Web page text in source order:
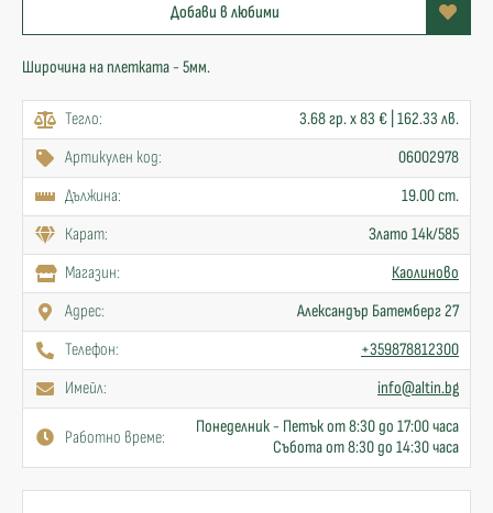
Добави в любими
Широчина на плетката - 5мм.
Тегло:
3.68 гр. x 83 € | 162.33 лв.
Артикулен код:
06002978
Дължина:
19.00 cm.
Карат:
Злато 14к/585
Mагазин:
Каолиново
Адрес:
Александър Батемберг 27
Телефон:
+359878812300
Имейл:
info@altin.bg
Работно време:
Понеделник - Петък от 8:30 до 17:00 часа
Събота от 8:30 до 14:30 часа